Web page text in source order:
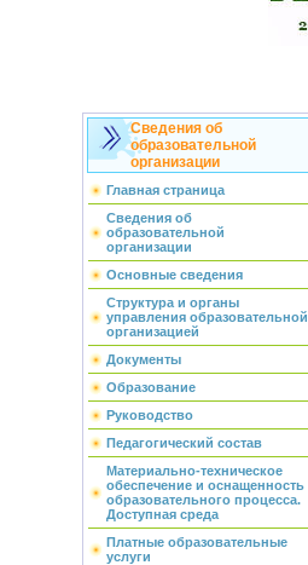
Сведения об
образовательной
организации
Главная страница
Сведения об
образовательной
организации
Основные сведения
Структура и органы
управления образовательной
организацией
Документы
Образование
Руководство
Педагогический состав
Материально-техническое
обеспечение и оснащенность
образовательного процесса.
Доступная среда
Платные образовательные
услуги